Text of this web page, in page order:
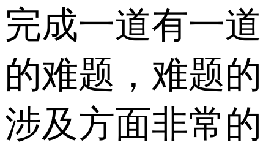
完成一道有一道
的难题，难题的
涉及方面非常的